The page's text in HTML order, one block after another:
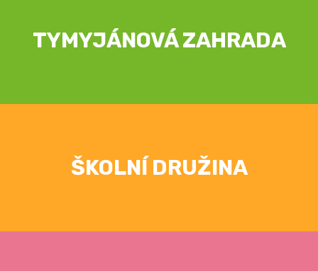
TYMYJÁNOVÁ ZAHRADA
ŠKOLNÍ DRUŽINA